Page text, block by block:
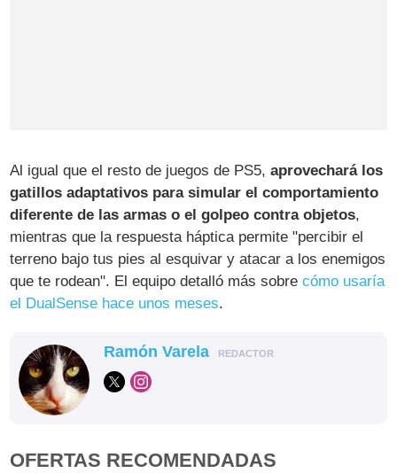
Al igual que el resto de juegos de PS5,aprovechará los
gatillos adaptativos para simular el comportamiento
diferente de las armas o el golpeo contra objetos,
mientras que la respuesta háptica permite "percibir el
terreno bajo tus pies al esquivar y atacar a los enemigos
que te rodean". El equipo detalló más sobrecómo usaría
el DualSense hace unos meses.
Ramón Varela REDACTOR
OFERTAS RECOMENDADAS